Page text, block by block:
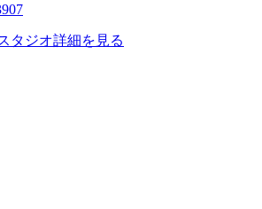
タジオ詳細を見る